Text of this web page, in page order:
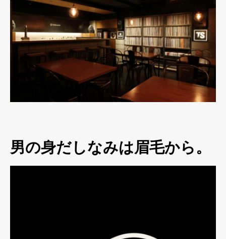
男の身だしなみは眉毛から。